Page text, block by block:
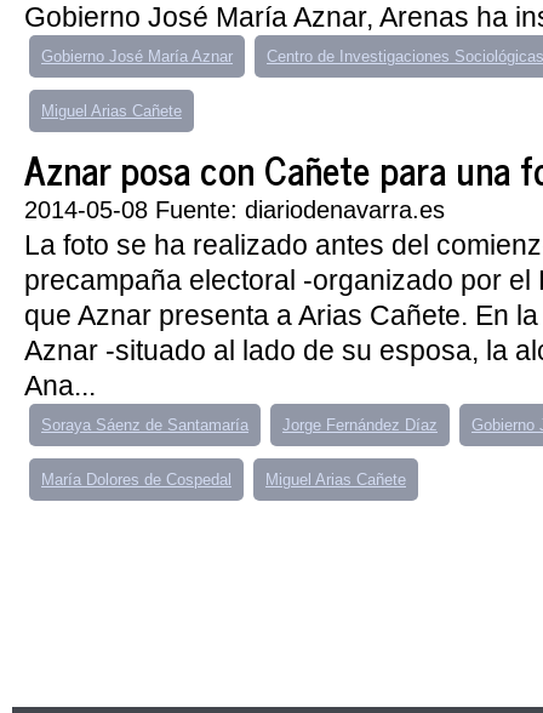
Gobierno José María Aznar, Arenas ha
Gobierno José María Aznar Centro de Investigaciones Sociológicas
Miguel Arias Cañete
Aznar posa con Cañete para una
2014-05-08 Fuente: diariodenavarra.es
La foto se ha realizado antes del
precampaña electoral -organizado por el
que Aznar presenta a Arias Cañete. En
Aznar -situado al lado de su esposa, la
Ana...
Soraya Sáenz de Santamaría Jorge Fernández Díaz Gobierno
María Dolores de Cospedal Miguel Arias Cañete